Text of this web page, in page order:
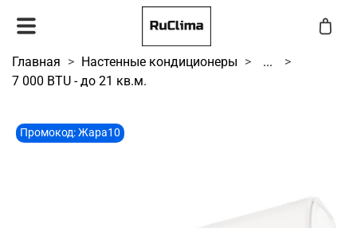
Главная Настенные кондиционеры
...
7 000 BTU - до 21 кв.м.
Промокод: Жара10